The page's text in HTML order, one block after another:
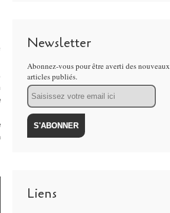
Newsletter
Abonnez-vous pour être averti des nouveaux
articles publiés.
Email
Liens